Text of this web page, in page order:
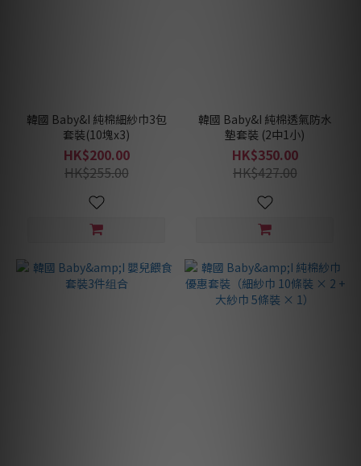
韓國 Baby&I 純棉細紗巾3包
套裝(10塊x3)
HK$200.00
HK$255.00
韓國 Baby&I 純棉透氣防水
墊套裝 (2中1小)
HK$350.00
HK$427.00